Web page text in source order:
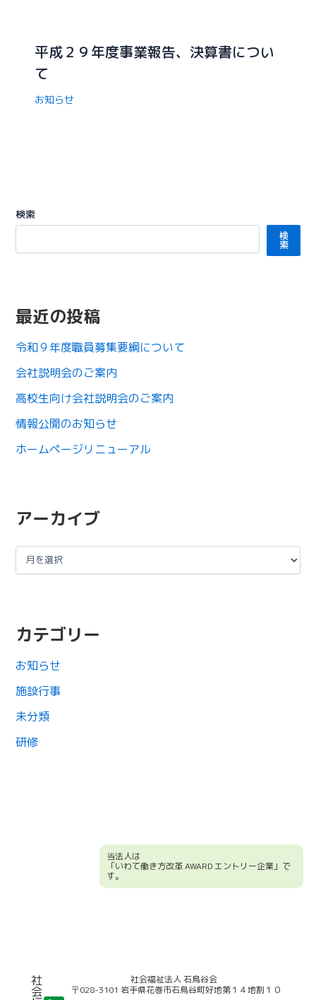
平成２９年度事業報告、決算書につい
て
お知らせ
検索
検
索
最近の投稿
令和９年度職員募集要綱について
会社説明会のご案内
高校生向け会社説明会のご案内
情報公開のお知らせ
ホームページリニューアル
アーカイブ
カテゴリー
お知らせ
施設行事
未分類
研修
当法人は
「いわて働き方改革 AWARD エントリー企業」で
す。
社
会
社会福祉法人 石鳥谷会
〒028-3101 岩手県花巻市石鳥谷町好地第１４地割１０